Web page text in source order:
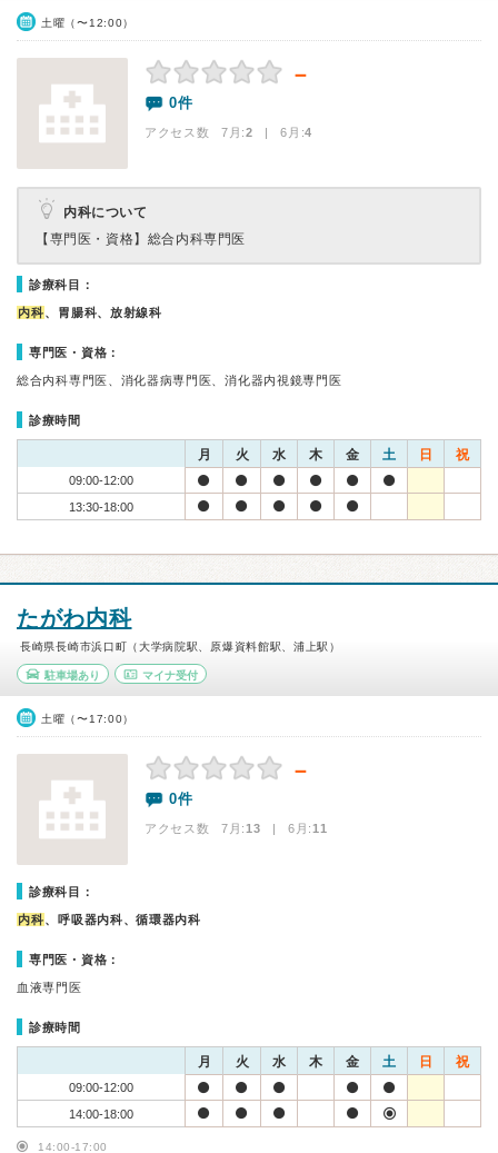
土曜（〜12:00）
－
0件
アクセス数 7月:2 | 6月:4
内科について
【専門医・資格】 総合内科専門医
診療科目：
内科、胃腸科、放射線科
専門医・資格：
総合内科専門医、消化器病専門医、消化器内視鏡専門医
診療時間
月 火 水 木 金 土 日 祝
09:00-12:00
13:30-18:00
たがわ内科
長崎県長崎市浜口町（大学病院駅、原爆資料館駅、浦上駅）
駐車場あり マイナ受付
土曜（〜17:00）
－
0件
アクセス数 7月:13 | 6月:11
診療科目：
内科、呼吸器内科、循環器内科
専門医・資格：
血液専門医
診療時間
月 火 水 木 金 土 日 祝
09:00-12:00
14:00-18:00
14:00-17:00